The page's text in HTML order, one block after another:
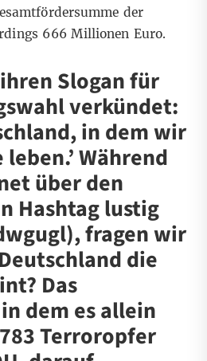
der
666 Millionen Euro.
Slogan für
verkündet:
in dem wir
Während
über den
Hashtag lustig
fragen wir
die
Das
dem es allein
Terroropfer